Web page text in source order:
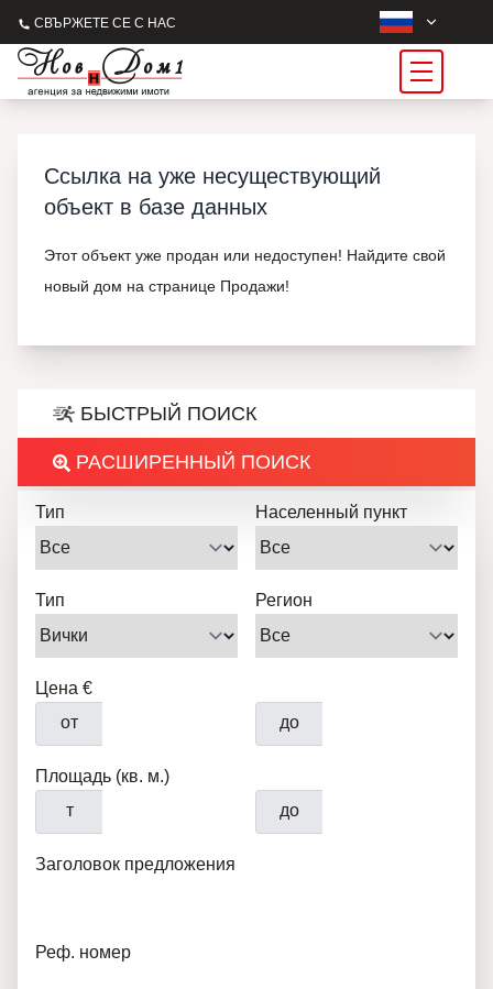
СВЪРЖЕТЕ СЕ С НАС
Ссылка на уже несуществующий
объект в базе данных
Этот объект уже продан или недоступен! Найдите свой
новый дом на странице Продажи!
БЫСТРЫЙ ПОИСК
РАСШИРЕННЫЙ ПОИСК
Тип Населенный пункт
Тип Регион
Цена €
от
до
Площадь (кв. м.)
т
до
Заголовок предложения
Реф. номер